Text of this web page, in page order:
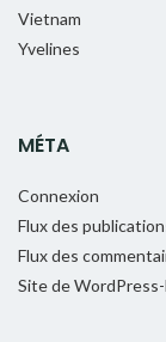
Vietnam
Yvelines
MÉTA
Connexion
Flux des
Flux des
Site de WordPress-